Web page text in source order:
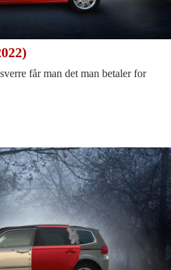
får man det man betaler for